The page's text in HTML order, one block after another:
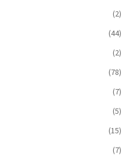
(2)
(44)
(2)
(78)
(7)
(5)
(15)
(7)